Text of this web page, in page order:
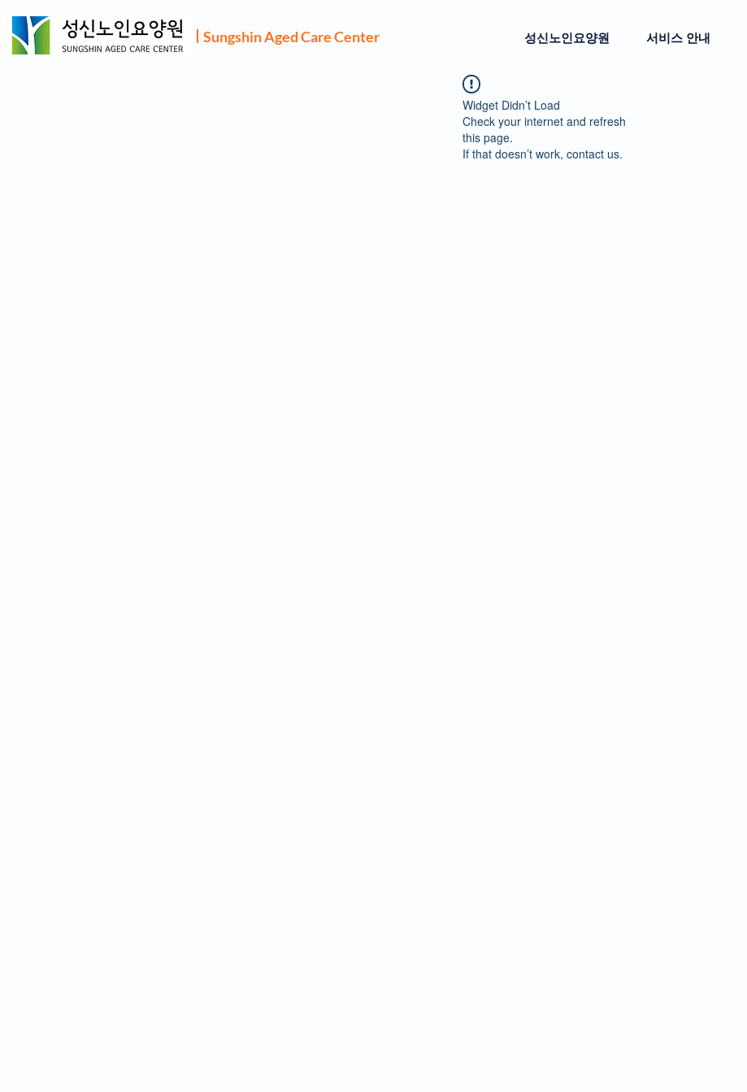
Sungshin Aged Care Center 성신노인요양원 서비스 안내
Widget Didn’t Load
Check your internet and refresh
this page.
If that doesn’t work, contact us.